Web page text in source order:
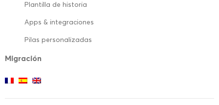
Plantilla de historia
Apps & integraciones
Pilas personalizadas
Migración